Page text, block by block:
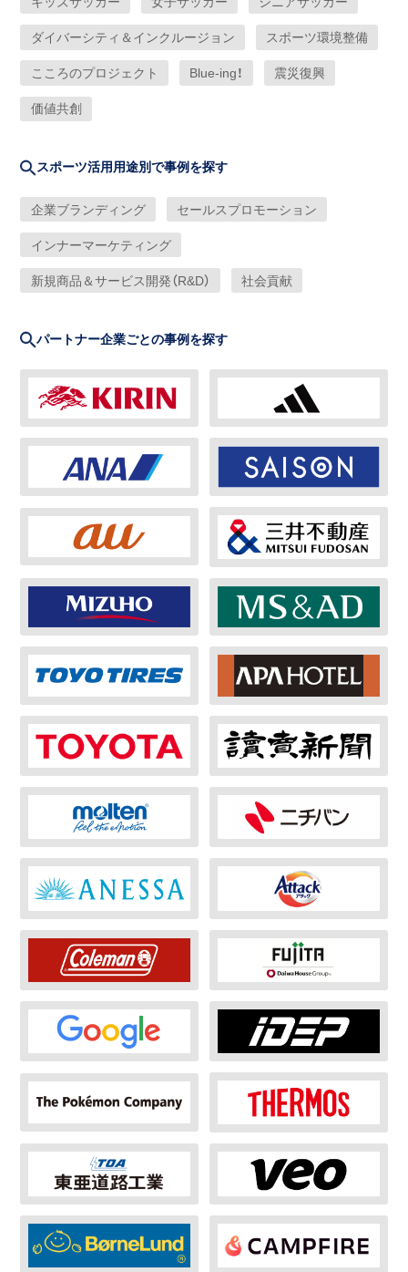
ダイバーシティ＆インクルージョン スポーツ環境整備
こころのプロジェクト Blue-ing！ 震災復興
価値共創
スポーツ活用用途別で事例を探す
企業ブランディング セールスプロモーション
インナーマーケティング
新規商品＆サービス開発（R&D） 社会貢献
パートナー企業ごとの事例を探す